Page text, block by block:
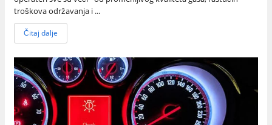
troškova održavanja i ...
Čitaj dalje